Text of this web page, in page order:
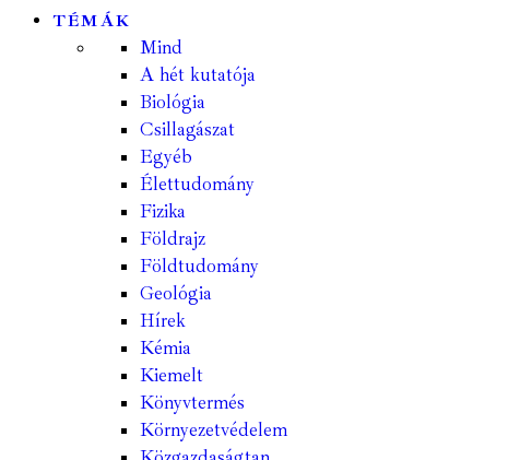
TÉMÁK
Mind
A hét kutatója
Biológia
Csillagászat
Egyéb
Élettudomány
Fizika
Földrajz
Földtudomány
Geológia
Hírek
Kémia
Kiemelt
Könyvtermés
Környezetvédelem